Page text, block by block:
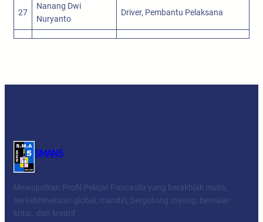
27
Nanang Dwi
Nuryanto
Driver, Pembantu Pelaksana
SMAN 5
Mewujudkan Profil Pelajar Pancasila yang berakhlak mulia,
berkebhinekaan global, mandiri, bergotong royong, bernalar
kritis, dan kreatif